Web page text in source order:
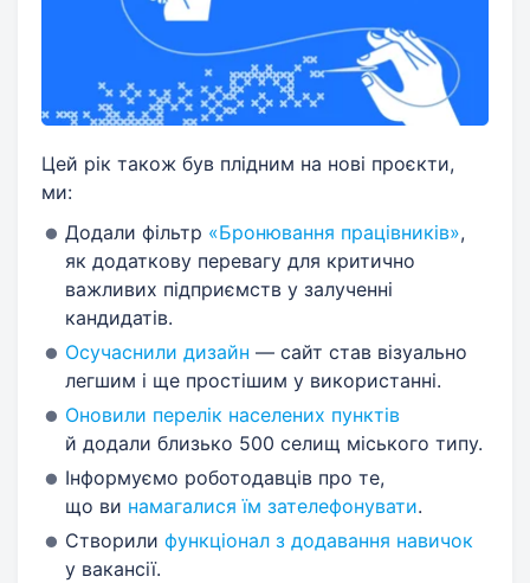
Цей рік також був плідним на нові проєкти,
ми:
Додали фільтр «Бронювання працівників»,
як додаткову перевагу для критично
важливих підприємств у залученні
кандидатів.
Осучаснили дизайн — сайт став візуально
легшим і ще простішим у використанні.
Оновили перелік населених пунктів
й додали близько 500 селищ міського типу.
Інформуємо роботодавців про те,
що ви намагалися їм зателефонувати.
Створили функціонал з додавання навичок
у вакансії.